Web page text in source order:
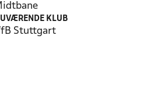
KLUB
Stuttgart